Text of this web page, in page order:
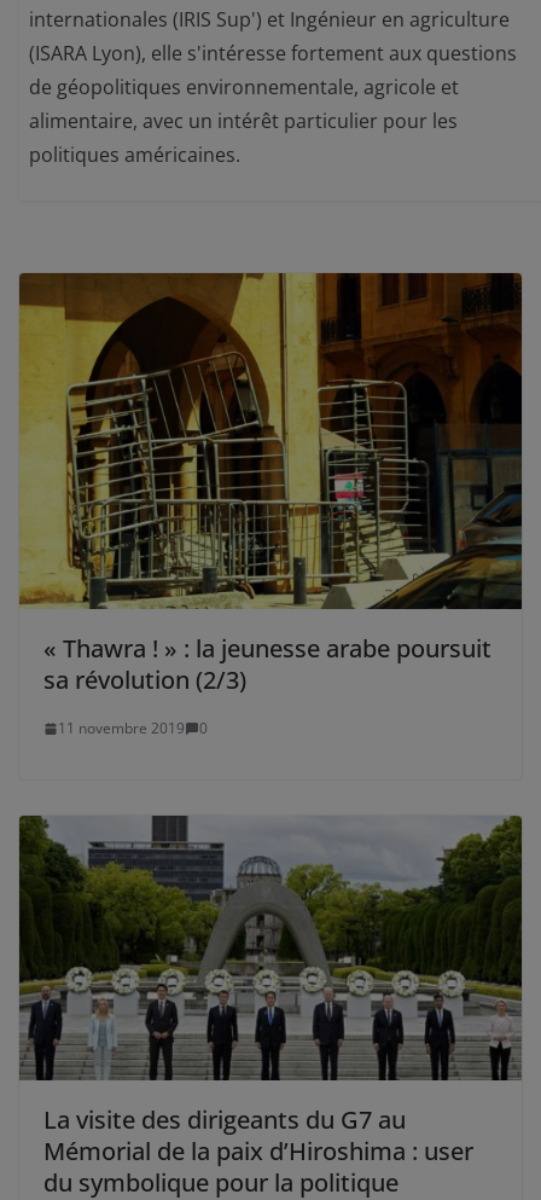
internationales (IRIS Sup') et Ingénieur en agriculture
(ISARA Lyon), elle s'intéresse fortement aux questions
de géopolitiques environnementale, agricole et
alimentaire, avec un intérêt particulier pour les
politiques américaines.
« Thawra ! » : la jeunesse arabe poursuit
sa révolution (2/3)
11 novembre 2019 0
La visite des dirigeants du G7 au
Mémorial de la paix d’Hiroshima : user
du symbolique pour la politique